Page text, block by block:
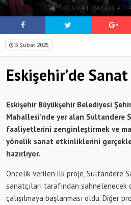
SOSYAL
5 Şubat 2025
Eskişehir’de
Eskişehir Büyükşehir Belediyesi
Mahallesi’nde yer alan Sultandere
faaliyetlerini zenginleştirmek ve
yönelik sanat etkinliklerini
hazırlıyor.
Öncelik verilen ilk proje, Sultandere
sanatçıları tarafından sahnelenecek
çalışılmaya başlanması oldu. Diğer